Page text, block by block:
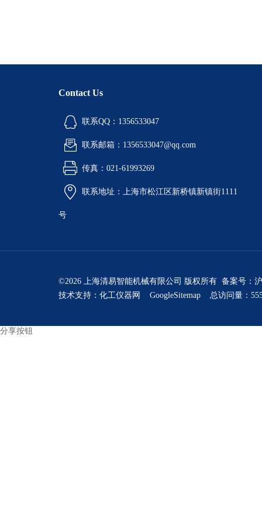
Contact Us
联系QQ：1356533047
联系邮箱：1356533047@qq.com
传真：021-61993269
联系地址：上海市松江区新桥镇新镇街1111
号
©2026 上海清易智能机械有限公司 版权所有 备案号：
技术支持： 化工仪器网 GoogleSitemap 总访问量：
分享按钮